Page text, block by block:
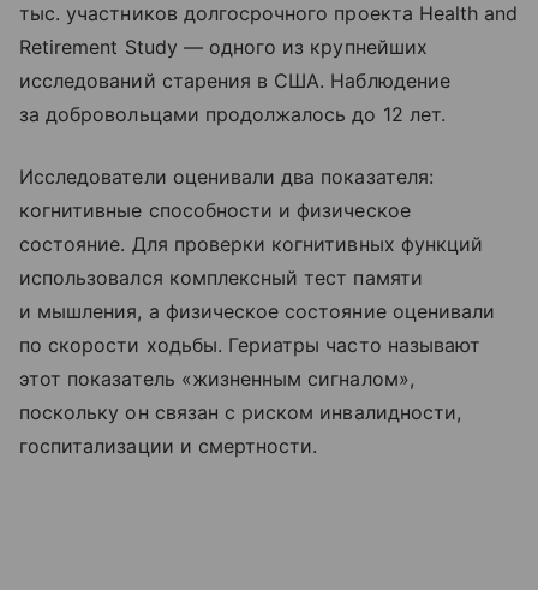
тыс. участников долгосрочного проекта Health and
Retirement Study — одного из крупнейших
исследований старения в США. Наблюдение
за добровольцами продолжалось до 12 лет.
Исследователи оценивали два показателя:
когнитивные способности и физическое
состояние. Для проверки когнитивных функций
использовался комплексный тест памяти
и мышления, а физическое состояние оценивали
по скорости ходьбы. Гериатры часто называют
этот показатель «жизненным сигналом»,
поскольку он связан с риском инвалидности,
госпитализации и смертности.